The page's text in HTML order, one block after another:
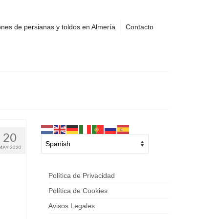
de persianas y toldos en Almería Contacto
20
2020
Política de Privacidad
Política de Cookies
Avisos Legales